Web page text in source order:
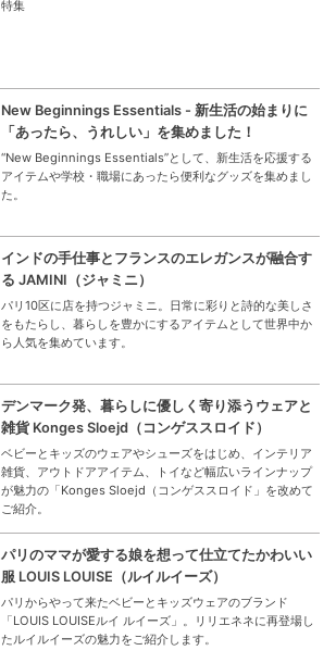
特集
New Beginnings Essentials - 新生活の始まりに
「あったら、うれしい」を集めました！
“New Beginnings Essentials”として、新生活を応援する
アイテムや学校・職場にあったら便利なグッズを集めまし
た。
インドの手仕事とフランスのエレガンスが融合す
る JAMINI（ジャミニ）
パリ10区に店を持つジャミニ。日常に彩りと詩的な美しさ
をもたらし、暮らしを豊かにするアイテムとして世界中か
ら人気を集めています。
デンマーク発、暮らしに優しく寄り添うウェアと
雑貨 Konges Sloejd（コンゲススロイド）
ベビーとキッズのウェアやシューズをはじめ、インテリア
雑貨、アウトドアアイテム、トイなど幅広いラインナップ
が魅力の「Konges Sloejd（コンゲススロイド」を改めて
ご紹介。
パリのママが愛する娘を想って仕立てたかわいい
服 LOUIS LOUISE（ルイルイーズ）
パリからやって来たベビーとキッズウェアのブランド
「LOUIS LOUISEルイ ルイーズ」。リリエネネに再登場し
たルイルイーズの魅力をご紹介します。